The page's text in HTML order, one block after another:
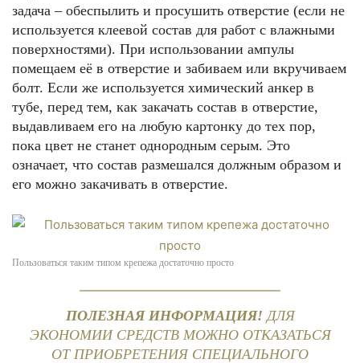
задача – обеспылить и просушить отверстие (если не
используется клеевой состав для работ с влажными
поверхностями). При использовании ампулы
помещаем её в отверстие и забиваем или вкручиваем
болт. Если же используется химический анкер в
тубе, перед тем, как закачать состав в отверстие,
выдавливаем его на любую картонку до тех пор,
пока цвет не станет однородным серым. Это
означает, что состав размешался должным образом и
его можно закачивать в отверстие.
Пользоваться таким типом крепежа достаточно просто
ПОЛЕЗНАЯ ИНФОРМАЦИЯ! ДЛЯ
ЭКОНОМИИ СРЕДСТВ МОЖНО ОТКАЗАТЬСЯ
ОТ ПРИОБРЕТЕНИЯ СПЕЦИАЛЬНОГО